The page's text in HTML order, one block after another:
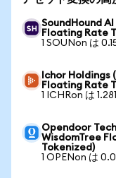
SoundHound
Floating Rate
1 SOUNon は
Ichor Holdings
Floating Rate
1 ICHRon は
Opendoor
WisdomTree
Tokenized)
1 OPENon は